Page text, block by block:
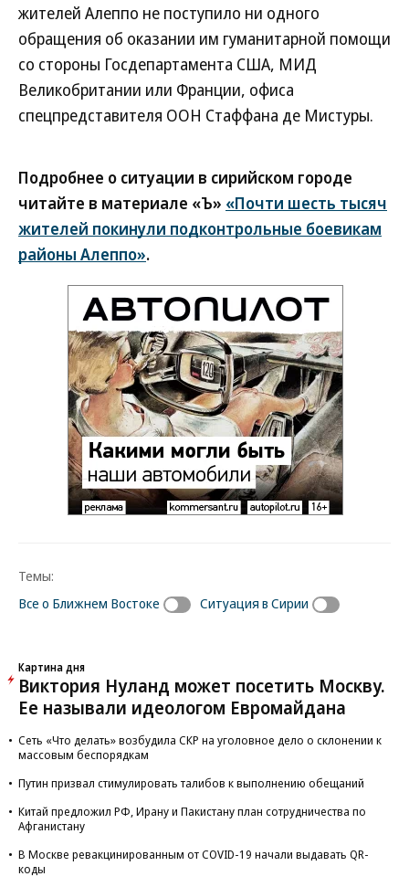
жителей Алеппо не поступило ни одного
обращения об оказании им гуманитарной помощи
со стороны Госдепартамента США, МИД
Великобритании или Франции, офиса
спецпредставителя ООН Стаффана де Мистуры.
Подробнее о ситуации в сирийском городе
читайте в материале «Ъ» «Почти шесть тысяч
жителей покинули подконтрольные боевикам
районы Алеппо».
Темы:
Все о Ближнем Востоке
Ситуация в Сирии
Картина дня
Виктория Нуланд может посетить Москву.
Ее называли идеологом Евромайдана
Сеть «Что делать» возбудила СКР на уголовное дело о склонении к
массовым беспорядкам
Путин призвал стимулировать талибов к выполнению обещаний
Китай предложил РФ, Ирану и Пакистану план сотрудничества по
Афганистану
В Москве ревакцинированным от COVID-19 начали выдавать QR-
коды